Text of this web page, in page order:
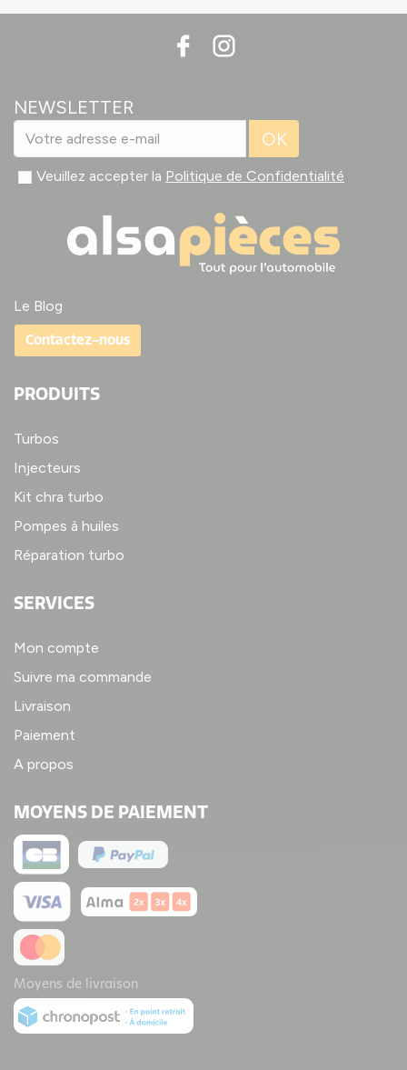
NEWSLETTER
OK
Veuillez accepter la Politique de Confidentialité
Le Blog
Contactez-nous
PRODUITS
Turbos
Injecteurs
Kit chra turbo
Pompes à huiles
Réparation turbo
SERVICES
Mon compte
Suivre ma commande
Livraison
Paiement
A propos
MOYENS DE PAIEMENT
Moyens de livraison